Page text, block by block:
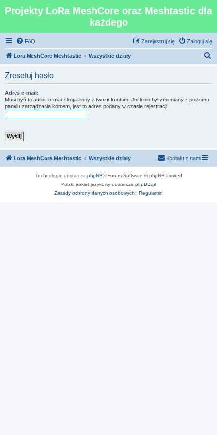
Projekty LoRa MeshCore oraz Meshtastic dla
każdego
FAQ Zaloguj się
Zarejestruj się
Lora MeshCore Meshtastic Wszystkie działy
Zresetuj hasło
Adres e-mail:
Musi być to adres e-mail skojarzony z twoim kontem. Jeśli nie był zmieniany z poziomu
panelu zarządzania kontem, jest to adres podany w czasie rejestracji.
Lora MeshCore Meshtastic Wszystkie działy Kontakt z nami
Technologię dostarcza phpBB® Forum Software © phpBB Limited
Polski pakiet językowy dostarcza phpBB.pl
Zasady ochrony danych osobowych | Regulamin